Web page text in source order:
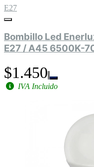
E27
Bombillo Led
E27 / A45 6500K-
$1.450
IVA Incluido